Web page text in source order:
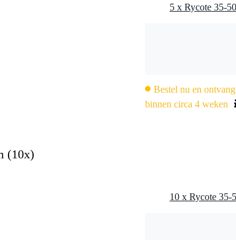
Bestel nu en ontvang
binnen circa 4 weken
(10x)